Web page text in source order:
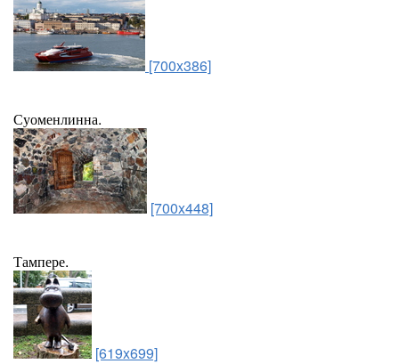
[700x386]
Суоменлинна.
[700x448]
Тампере.
[619x699]